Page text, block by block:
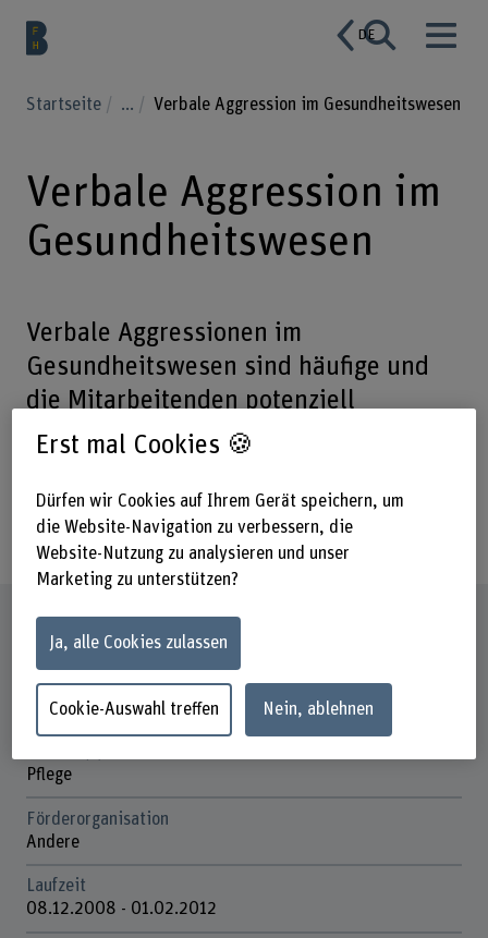
DE
Startseite ... Verbale Aggression im Gesundheitswesen
Verbale Aggression im
Gesundheitswesen
Verbale Aggressionen im
Gesundheitswesen sind häufige und
die Mitarbeitenden potenziell
belastende Ereignisse. Im Gegensatz
verbale Aggressionen bislang kaum
wissenschaftlich untersucht worden.
Steckbrief
Beteiligte Departemente
Gesundheit
Pflege
Förderorganisation
Andere
Laufzeit
08.12.2008 - 01.02.2012
Erst mal Cookies 🍪
Dürfen wir Cookies auf Ihrem Gerät speichern, um
die Website-Navigation zu verbessern, die
Website-Nutzung zu analysieren und unser
Marketing zu unterstützen?
Ja, alle Cookies zulassen
Cookie-Auswahl treffen Nein, ablehnen